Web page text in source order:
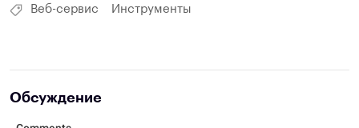
Веб-сервис Инструменты
Обсуждение